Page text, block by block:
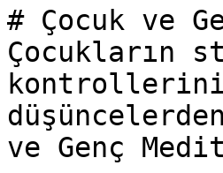
# Çocuk ve
Çocukların
kontrollerini
ve Genç